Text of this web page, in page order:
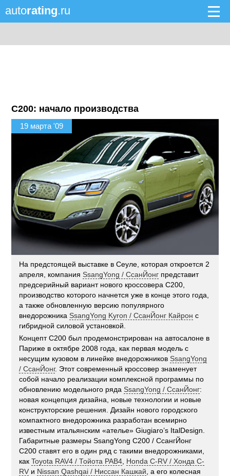
autorating.ru
С200: начало производства
19 марта '09
На предстоящей выставке в Сеуле, которая откроется 2
апреля, компания SsangYong / СсанЙонг представит
предсерийный вариант нового кроссовера С200,
производство которого начнется уже в конце этого года,
а также обновленную версию популярного
внедорожника SsangYong Kyron / СсанЙонг Кайрон с
гибридной силовой установкой.
Концепт С200 был продемонстрирован на автосалоне в
Париже в октябре 2008 года, как первая модель с
несущим кузовом в линейке внедорожников SsangYong
/ СсанЙонг. Этот современный кроссовер знаменует
собой начало реализации комплексной программы по
обновлению модельного ряда SsangYong / СсанЙонг:
новая концепция дизайна, новые технологии и новые
конструкторские решения. Дизайн нового городского
компактного внедорожника разработан всемирно
известным итальянским «ателье» Giugiaro’s ItalDesign.
Габаритные размеры SsangYong C200 / СсангЙонг
C200 ставят его в один ряд с такими внедорожниками,
какToyota RAV4 / Тойота РАВ4 Honda C-RV / Хонда C-
RV и Nissan Qashqai / Ниссан Кашкай , а его колесная